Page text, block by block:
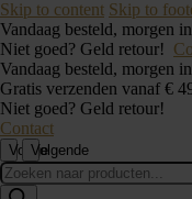
Skip to content Skip to
Vandaag besteld, morgen
Niet goed? Geld retour!
Vandaag besteld, morgen
Gratis verzenden vanaf €
Niet goed? Geld retour!
Contact
VorigeVolgende
Producten
zoeken